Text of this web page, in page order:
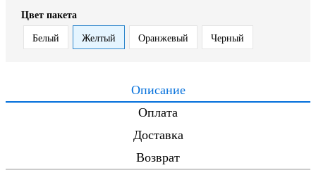
Цвет пакета
Белый Желтый Оранжевый Черный
Описание
Оплата
Доставка
Возврат